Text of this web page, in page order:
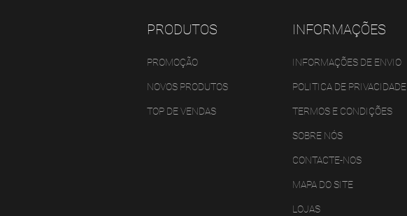
PRODUTOS
PROMOÇÃO
NOVOS PRODUTOS
TOP DE VENDAS
INFORMAÇÕES
INFORMAÇÕES DE ENVIO
POLITICA DE PRIVACIDADE
TERMOS E CONDIÇÕES
SOBRE NÓS
CONTACTE-NOS
MAPA DO SITE
LOJAS